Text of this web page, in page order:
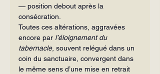
— position debout après la
consécration.
Toutes ces altérations, aggravées
encore par l’éloignement du
tabernacle, souvent relégué dans un
coin du sanctuaire, convergent dans
le même sens d’une mise en retrait